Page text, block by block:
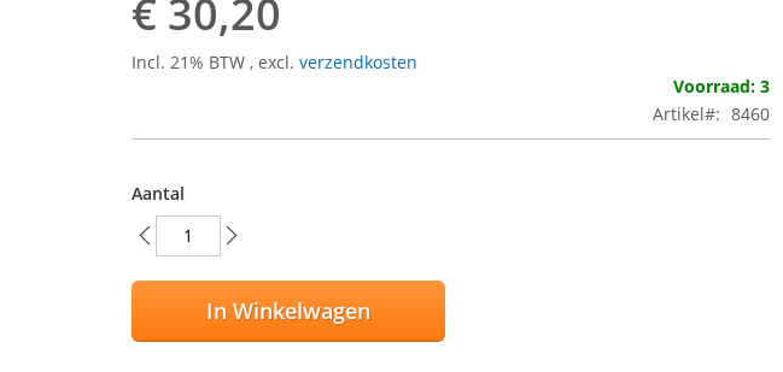
€ 30,20
Incl. 21% BTW, excl.verzendkosten
Voorraad: 3
Artikel
8460
Aantal
In Winkelwagen